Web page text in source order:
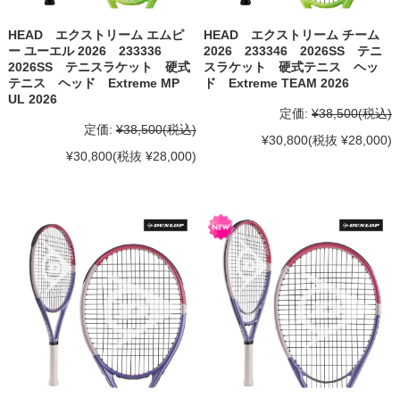
HEAD エクストリーム エムピ
ー ユーエル 2026 233336
2026SS テニスラケット 硬式
テニス ヘッド Extreme MP
UL 2026
定価: ¥38,500(税込)
¥30,800(税抜 ¥28,000)
HEAD エクストリーム チーム
2026 233346 2026SS テニ
スラケット 硬式テニス ヘッ
ド Extreme TEAM 2026
定価: ¥38,500(税込)
¥30,800(税抜 ¥28,000)